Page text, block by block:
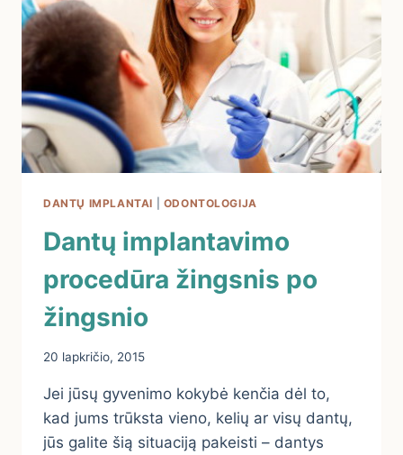
DANTŲ IMPLANTAI ODONTOLOGIJA
Dantų implantavimo
procedūra žingsnis po
žingsnio
20 lapkričio, 2015
Jei jūsų gyvenimo kokybė kenčia dėl to,
kad jums trūksta vieno, kelių ar visų dantų,
jūs galite šią situaciją pakeisti – dantys